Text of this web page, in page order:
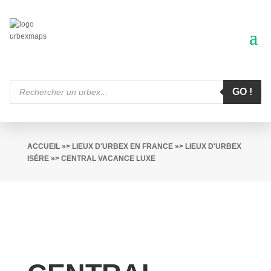
Recherche
produits
GO !
ACCUEIL»> LIEUX D'URBEX EN FRANCE»> LIEUX D'URBEX
ISÈRE»> CENTRAL VACANCE LUXE